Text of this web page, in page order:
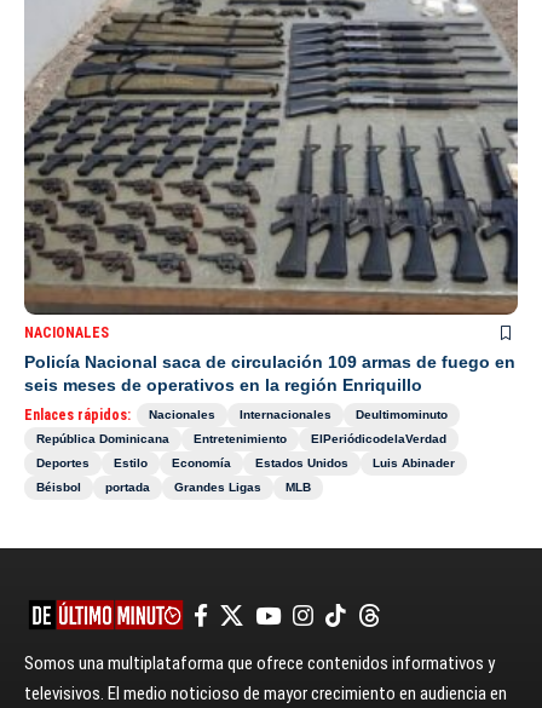
NACIONALES
Policía Nacional saca de circulación 109 armas de fuego en
seis meses de operativos en la región Enriquillo
Enlaces rápidos: Nacionales Internacionales
Deultimominuto
República Dominicana
Entretenimiento
ElPeriódicodelaVerdad
Deportes
Estilo Economía Estados Unidos
Luis Abinader
Béisbol
portada Grandes Ligas MLB
Somos una multiplataforma que ofrece contenidos informativos y
televisivos. El medio noticioso de mayor crecimiento en audiencia en